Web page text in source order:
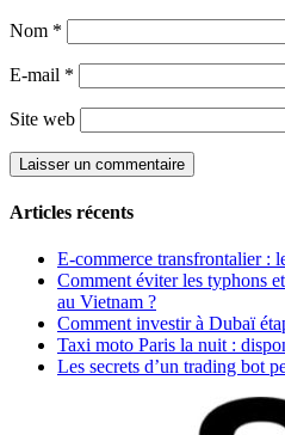
Nom *
E-mail *
Site web
Articles récents
E-commerce transfrontalier :
Comment éviter les typhons
au Vietnam ?
Comment investir à Dubaï
Taxi moto Paris la nuit :
Les secrets d’un trading bot